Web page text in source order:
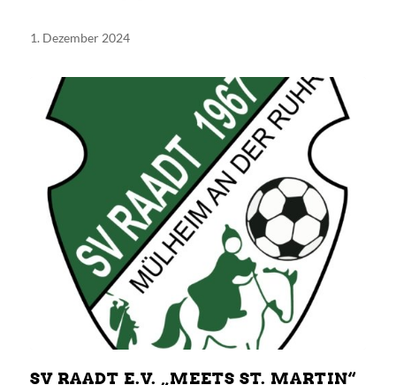
1. Dezember 2024
SV RAADT E.V. „MEETS ST. MARTIN“